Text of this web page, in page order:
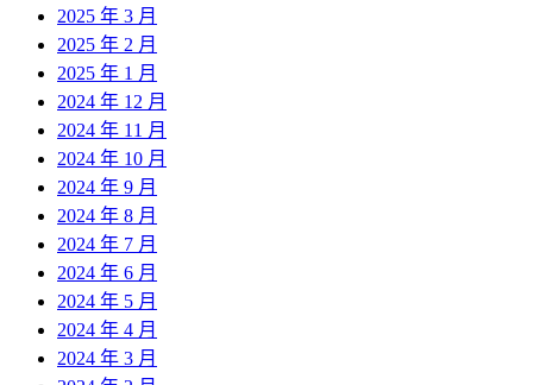
2025 年 3 月
2025 年 2 月
2025 年 1 月
2024 年 12 月
2024 年 11 月
2024 年 10 月
2024 年 9 月
2024 年 8 月
2024 年 7 月
2024 年 6 月
2024 年 5 月
2024 年 4 月
2024 年 3 月